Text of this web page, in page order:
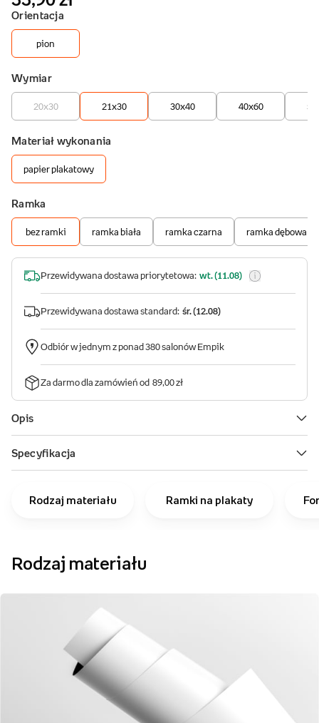
Rodzaj materiału Ramki na plakaty
Rodzaj materiału